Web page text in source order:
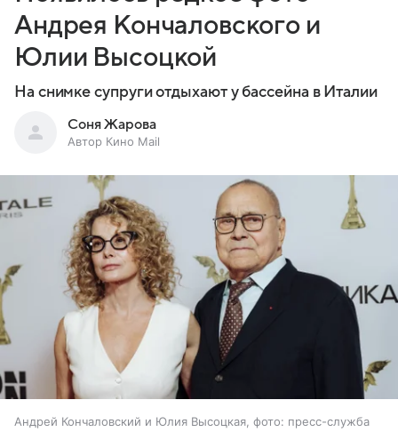
Андрея Кончаловского и
Юлии Высоцкой
На снимке супруги отдыхают у бассейна в Италии
Соня Жарова
Автор Кино Mail
Андрей Кончаловский и Юлия Высоцкая, фото: пресс-служба